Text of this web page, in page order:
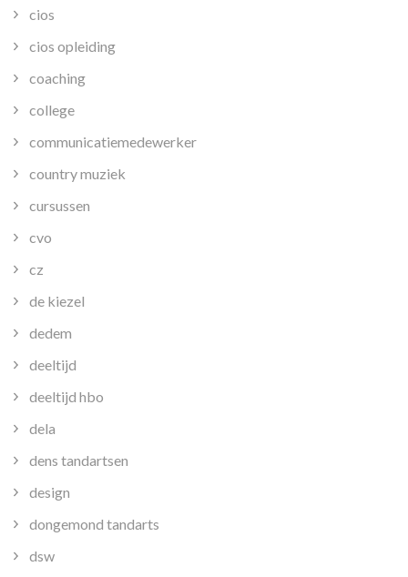
cios
cios opleiding
coaching
college
communicatiemedewerker
country muziek
cursussen
cvo
cz
de kiezel
dedem
deeltijd
deeltijd hbo
dela
dens tandartsen
design
dongemond tandarts
dsw